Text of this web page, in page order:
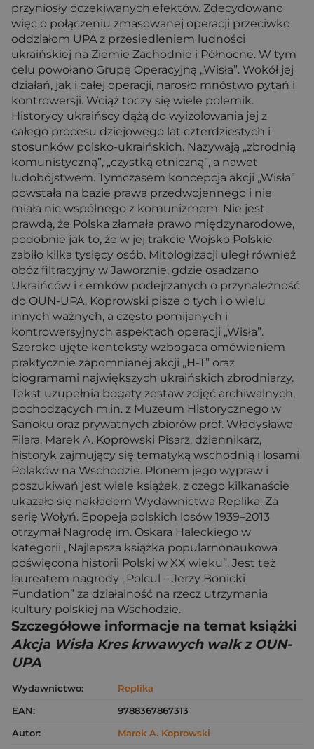
przyniosły oczekiwanych efektów. Zdecydowano
więc o połączeniu zmasowanej operacji przeciwko
oddziałom UPA z przesiedleniem ludności
ukraińskiej na Ziemie Zachodnie i Północne. W tym
celu powołano Grupę Operacyjną „Wisła”. Wokół jej
działań, jak i całej operacji, narosło mnóstwo pytań i
kontrowersji. Wciąż toczy się wiele polemik.
Historycy ukraińscy dążą do wyizolowania jej z
całego procesu dziejowego lat czterdziestych i
stosunków polsko-ukraińskich. Nazywają „zbrodnią
komunistyczną”, „czystką etniczną”, a nawet
ludobójstwem. Tymczasem koncepcja akcji „Wisła”
powstała na bazie prawa przedwojennego i nie
miała nic wspólnego z komunizmem. Nie jest
prawdą, że Polska złamała prawo międzynarodowe,
podobnie jak to, że w jej trakcie Wojsko Polskie
zabiło kilka tysięcy osób. Mitologizacji uległ również
obóz filtracyjny w Jaworznie, gdzie osadzano
Ukraińców i Łemków podejrzanych o przynależność
do OUN-UPA. Koprowski pisze o tych i o wielu
innych ważnych, a często pomijanych i
kontrowersyjnych aspektach operacji „Wisła”.
Szeroko ujęte konteksty wzbogaca omówieniem
praktycznie zapomnianej akcji „H-T” oraz
biogramami największych ukraińskich zbrodniarzy.
Tekst uzupełnia bogaty zestaw zdjęć archiwalnych,
pochodzących m.in. z Muzeum Historycznego w
Sanoku oraz prywatnych zbiorów prof. Władysława
Filara. Marek A. Koprowski Pisarz, dziennikarz,
historyk zajmujący się tematyką wschodnią i losami
Polaków na Wschodzie. Plonem jego wypraw i
poszukiwań jest wiele książek, z czego kilkanaście
ukazało się nakładem Wydawnictwa Replika. Za
serię Wołyń. Epopeja polskich losów 1939–2013
otrzymał Nagrodę im. Oskara Haleckiego w
kategorii „Najlepsza książka popularnonaukowa
poświęcona historii Polski w XX wieku”. Jest też
laureatem nagrody „Polcul – Jerzy Bonicki
Fundation” za działalność na rzecz utrzymania
kultury polskiej na Wschodzie.
Szczegółowe informacje na temat książki
Akcja Wisła Kres krwawych walk z OUN-
UPA
Wydawnictwo:
Replika
EAN:
9788367867313
Autor:
Marek A. Koprowski